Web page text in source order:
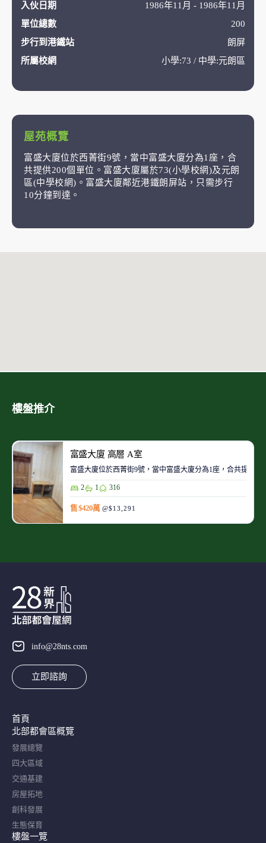
入伙日期
1986年11月 - 1986年11月
單位總數
200
步行到港鐵站
朗屏
所屬校網
小學:73 / 中學:元朗區
屋苑概覽
富盛大廈位於西菁街9號，當中富盛大廈分為1座，合
共提供200個單位。富盛大廈屬於73(小學校網)及元朗
區(中學校網)。富盛大廈鄰近港鐵朗屏站，只需步行
10分鐘到達。
樓盤推介
富盛大廈 高層 A室
富盛大廈位於西菁街9號，當中富盛大廈分為1座，合共提供
2 1 316
售 $420萬 @$13,291
info@28nts.com
立即諮詢
首頁
北部都會區概覽​
發展總覽
四大區域
交通基建
房屋拓地
創科發展
生態保育
樓盤一覽